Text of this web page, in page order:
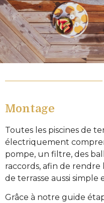
Montage
Toutes les piscines de
électriquement
pompe, un filtre, des
raccords, afin de rendre
de terrasse aussi simple
Grâce à notre guide